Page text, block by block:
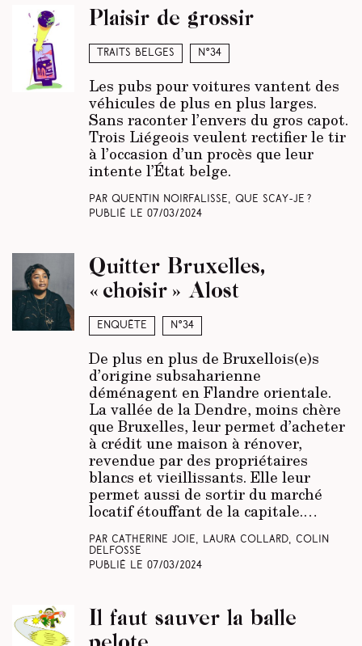
Traits belges N°34
Plaisir de grossir
Les pubs pour voitures vantent des
véhicules de plus en plus larges.
Sans raconter l’envers du gros capot.
Trois Liégeois veulent rectifier le tir
à l’occasion d’un procès que leur
intente l’État belge.
Par Quentin Noirfalisse, Que scay-je ?
Publié le 07/03/2024
Enquête N°34
Quitter Bruxelles,
« choisir » Alost
De plus en plus de Bruxellois(e)s
d’origine subsaharienne
déménagent en Flandre orientale.
La vallée de la Dendre, moins chère
que Bruxelles, leur permet d’acheter
à crédit une maison à rénover,
revendue par des propriétaires
blancs et vieillissants. Elle leur
permet aussi de sortir du marché
locatif étouffant de la capitale.…
Par Catherine Joie, Laura Collard, Colin
Delfosse
Publié le 07/03/2024
Il faut sauver la balle
pelote